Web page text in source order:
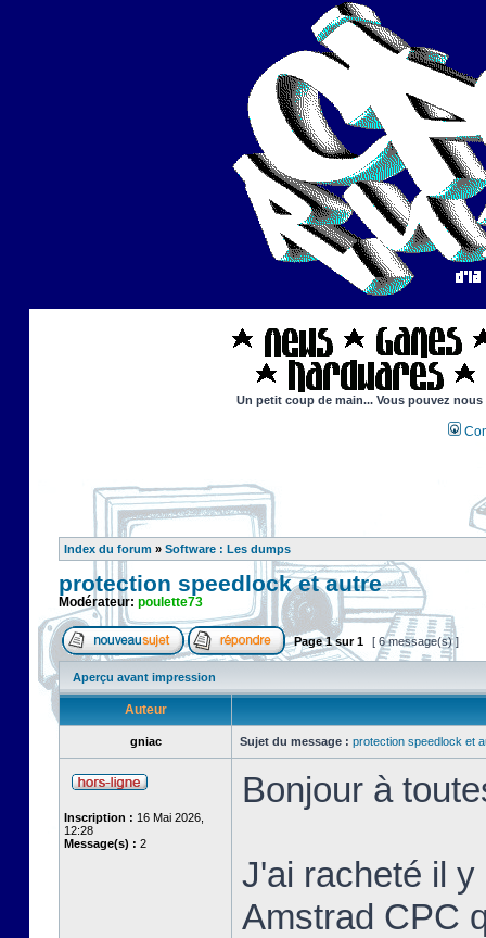
Un petit coup de main... Vous pouvez
Index du forum » Software : Les dumps
protection speedlock et autre
Modérateur: poulette73
Page1sur1 [ 6 message(s) ]
Aperçu avant impression
Auteur
gniac Sujet du message : protection speedlock et
Inscription : 16 Mai 2026,
12:28
Message(s) : 2
Bonjour à
J'ai racheté il
Amstrad CPC